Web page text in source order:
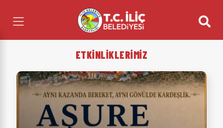
ETKİNLİKLERİMİZ